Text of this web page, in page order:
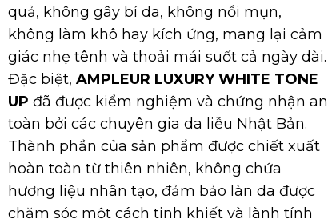
quả, không gây bí da, không nổi mụn,
không làm khô hay kích ứng, mang lại cảm
giác nhẹ tênh và thoải mái suốt cả ngày dài.
Đặc biệt, AMPLEUR LUXURY WHITE TONE
UP đã được kiểm nghiệm và chứng nhận an
toàn bởi các chuyên gia da liễu Nhật Bản.
Thành phần của sản phẩm được chiết xuất
hoàn toàn từ thiên nhiên, không chứa
hương liệu nhân tạo, đảm bảo làn da được
chăm sóc một cách tinh khiết và lành tính